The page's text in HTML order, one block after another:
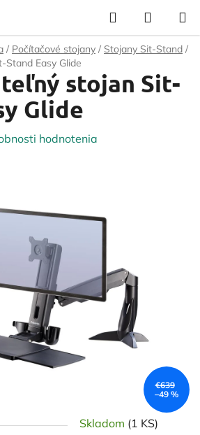
Hľadať
KOŠÍK
/ Počítačové stojany / Stojany Sit-Stand /
Stand Easy Glide
Skladom (1 KS)
stojan Sit-
Glide
hodnotenia
€639
–49 %